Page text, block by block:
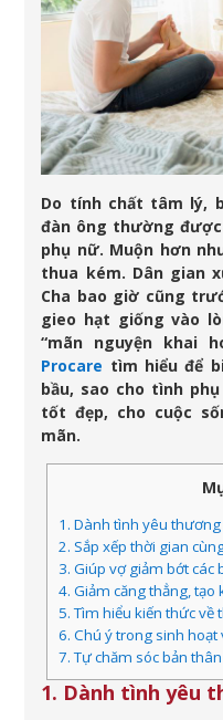
Do tính chất tâm lý,
đàn ông thường
phụ nữ. Muộn hơn
thua kém. Dân gian
Cha bao giờ cũng
gieo hạt giống vào
“mãn nguyện khai
Procare tìm hiểu để
bầu, sao cho tình
tốt đẹp, cho cuộc
mãn.
1. Dành tình yêu
2. Sắp xếp thời gian
3. Giúp vợ giảm bớt các
4. Giảm căng thẳng,
5. Tìm hiểu kiến thức về
6. Chú ý trong sinh hoạt
7. Tự chăm sóc bản thân
1. Dành tình yêu